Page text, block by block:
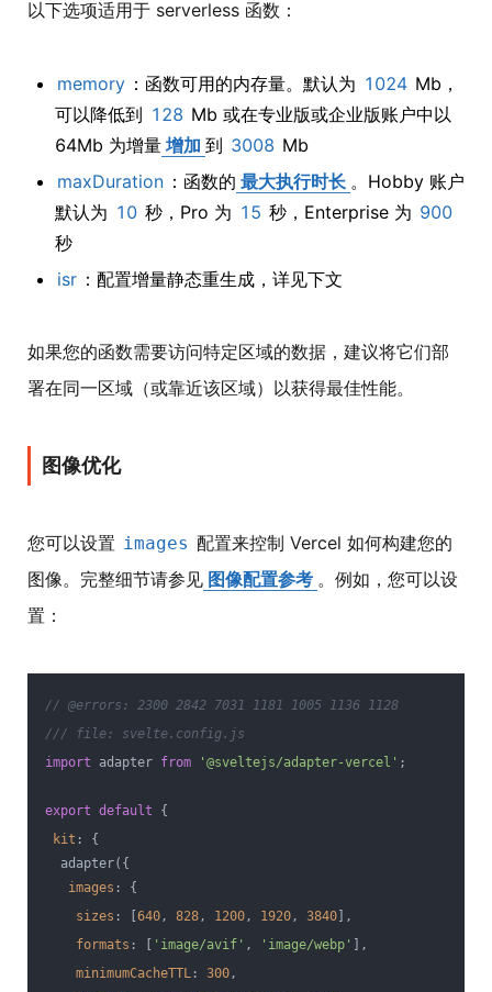
以下选项适用于 serverless 函数：
memory ：函数可用的内存量。默认为 1024 Mb，
可以降低到 128 Mb 或在专业版或企业版账户中以
64Mb 为增量 增加 到 3008 Mb
maxDuration ：函数的 最大执行时长 。Hobby 账户
默认为 10 秒，Pro 为 15 秒，Enterprise 为 900
秒
isr ：配置增量静态重生成，详见下文
如果您的函数需要访问特定区域的数据，建议将它们部
署在同一区域（或靠近该区域）以获得最佳性能。
图像优化
您可以设置 images 配置来控制 Vercel 如何构建您的
图像。完整细节请参见 图像配置参考 。例如，您可以设
置：
// @errors: 2300 2842 7031 1181 1005 1136 1128
/// file: svelte.config.js
import adapter from '@sveltejs/adapter-vercel' ;
export default {
kit : {
adapter({
images : {
sizes : [640, 828, 1200, 1920, 3840],
formats : [ 'image/avif' , 'image/webp' ],
minimumCacheTTL : 300,